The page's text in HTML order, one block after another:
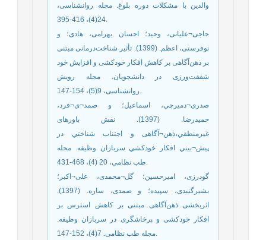
والدین با مشکلات دوره بلوغ. مجله روانشناسی،
24(4)، 416-395.
حاجی¬علیانی، وحید؛ احسان بهرامی، هادی؛ و
نوفرستی، اعظم. (1399). تأثیر شناخت‌درمانی مبتنی
بر ذهن‌آگاهی بر کاهش افکار خودکشی و افزایش خود
شفقت‌ورزی در دانشجویان. مجله رویش
روانشناسی، 9(5)، 154-147.
صدری¬دمیرچي، اسماعیل؛ و صمد¬ی¬فرد،
حمیدرضا. (1397). نقش باورهای
غیرمنطقي،ذهن¬آگاهی و اجتناب شناختي در
پیش¬بیني افکار خودکشي سربازان وظیفه. مجله
طب نظامي، 20 (4)، 468-431.
گودرزی، امیرحسین؛ گل¬محمدی، علی¬اکبر؛
بشیرگنبدی، سپیده؛ و صمدی، ساره. (1397).
اثربخشی ذهن‌آگاهی مبتنی بر کاهش استرس بر
افکار خودکشی و پرخاشگری در سربازان وظیفه.
مجله طب نظامی. 7(4)، 152-147.